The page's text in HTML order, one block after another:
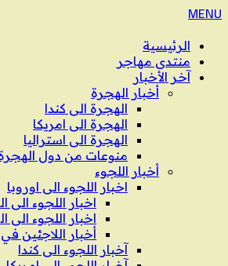
MENU
الرئيسية
منتدى مهاجر
آخر الأخبار
أخبار الهجرة
الهجرة الى كندا
الهجرة الى امريكا
الهجرة الى استراليا
منوعات من دول
أخبار اللجوء
اخبار اللجوء الى اوروبا
اخبار اللجوء الى
اخبار اللجوء الى
أخبار اللاجئين في
آخبار اللجوء الى كندا